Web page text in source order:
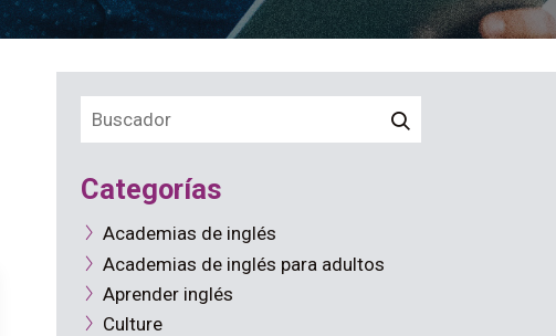
Categorías
Academias de inglés
Academias de inglés para adultos
Aprender inglés
Culture